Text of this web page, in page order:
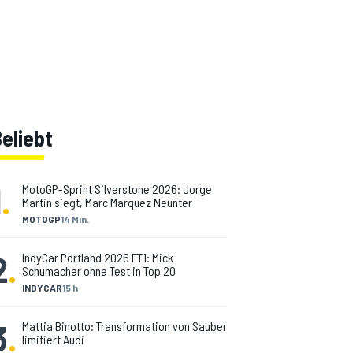
. MOTOGP14 Min.
MotoGP-Sprint Silverstone 2026: Jorge
Martin siegt, Marc Marquez Neunter
. INDYCAR15 h
IndyCar Portland 2026 FT1: Mick
Schumacher ohne Test in Top 20
. Mattia Binotto: Transformation von Sauber
limitiert Audi